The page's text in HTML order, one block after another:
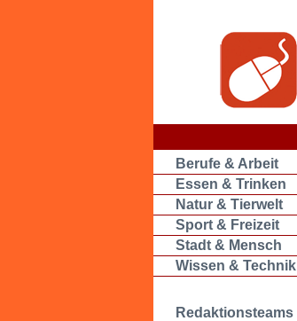
Berufe & Arbeit
Essen & Trinken
Natur & Tierwelt
Sport & Freizeit
Stadt & Mensch
Wissen & Technik
Redaktionsteams